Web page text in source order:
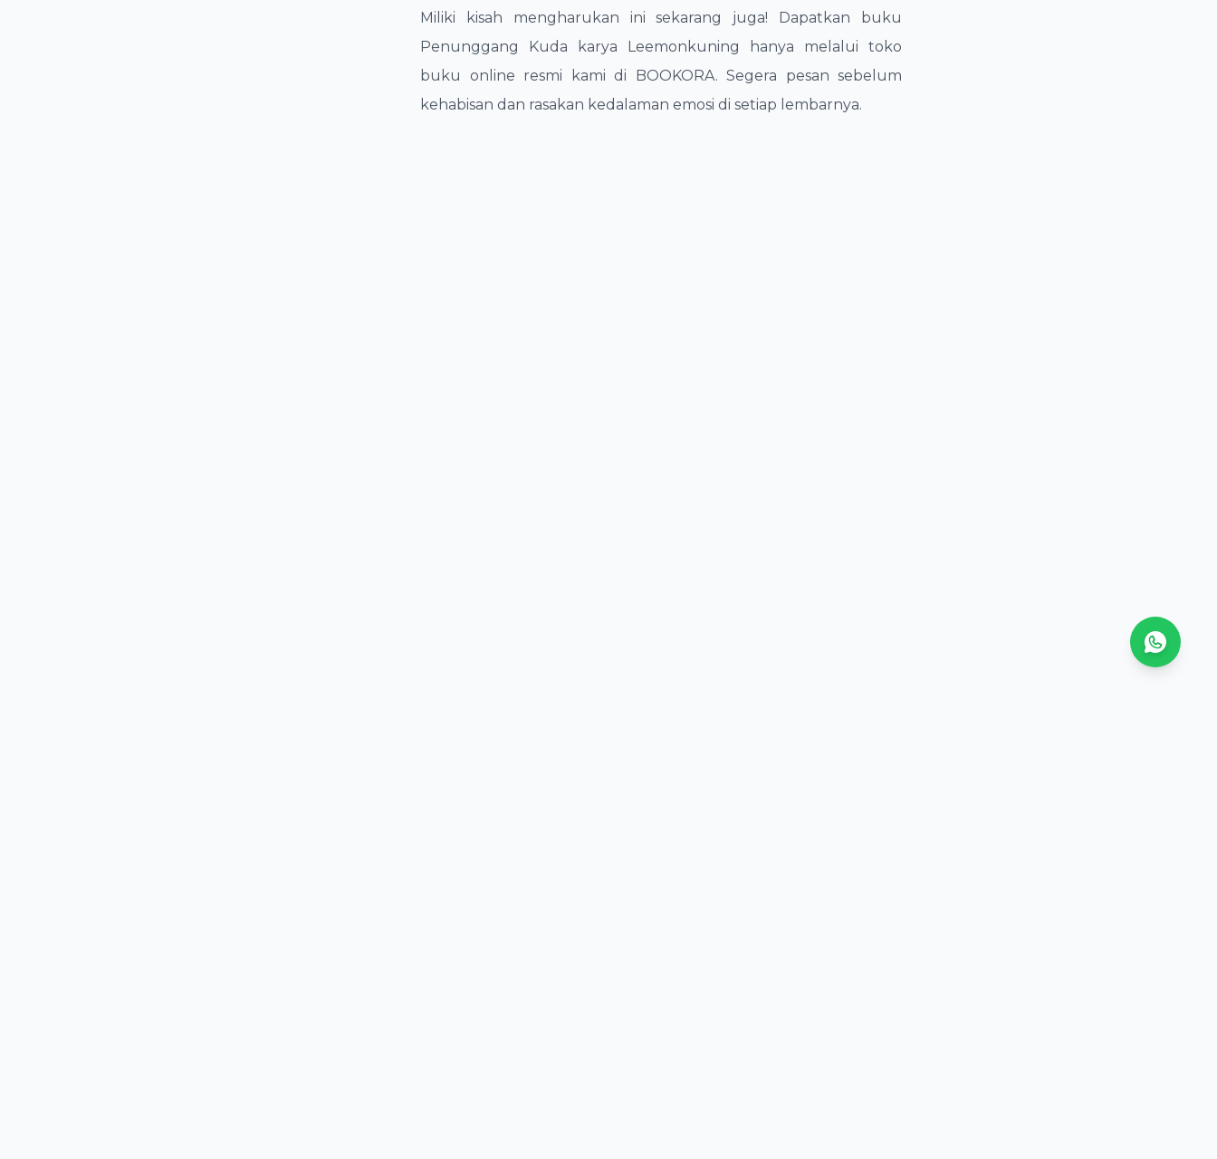
​Miliki kisah mengharukan ini sekarang juga! Dapatkan buku
Penunggang Kuda karya Leemonkuning hanya melalui toko
buku online resmi kami di BOOKORA. Segera pesan sebelum
kehabisan dan rasakan kedalaman emosi di setiap lembarnya.